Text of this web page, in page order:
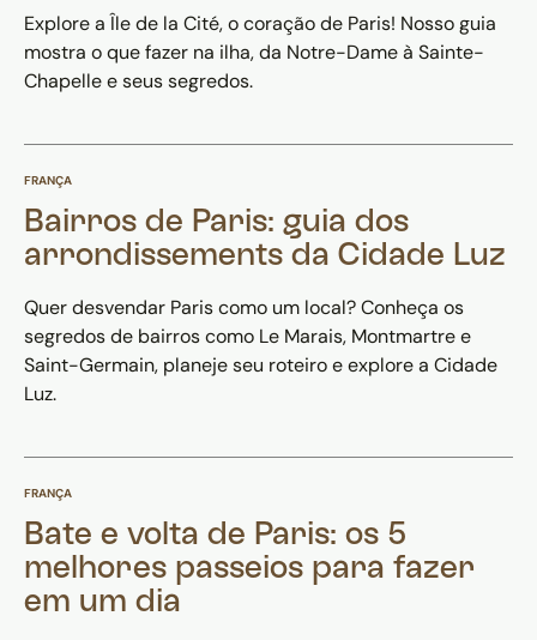
Explore a Île de la Cité, o coração de Paris! Nosso guia
mostra o que fazer na ilha, da Notre-Dame à Sainte-
Chapelle e seus segredos.
FRANÇA
Bairros de Paris: guia dos
arrondissements da Cidade Luz
Quer desvendar Paris como um local? Conheça os
segredos de bairros como Le Marais, Montmartre e
Saint-Germain, planeje seu roteiro e explore a Cidade
Luz.
FRANÇA
Bate e volta de Paris: os 5
melhores passeios para fazer
em um dia